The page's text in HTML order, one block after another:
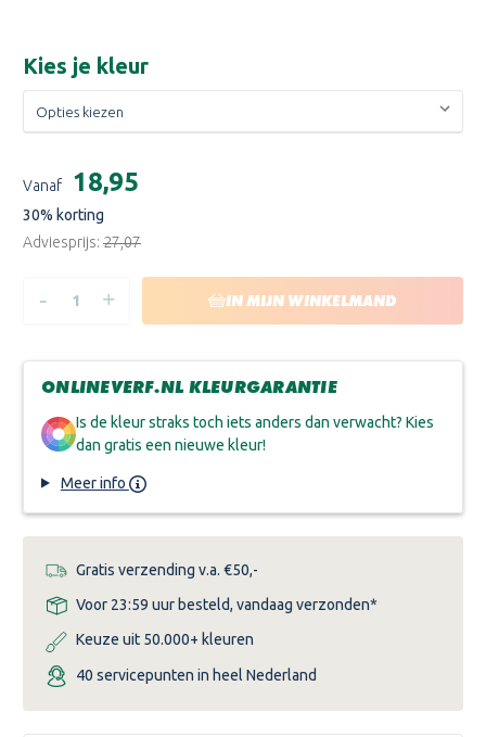
Kies je kleur
voorraad:
Vanaf €18,95
30% korting
Adviesprijs: €27,07
HOEVEELHEID
ALL-
SPRAY
ML
- HOEVEELHEID
ALL-
SPRAY
ML
+ IN MIJN WINKELMAND
ONLINEVERF.NL KLEURGARANTIE
Is de kleur straks toch iets anders dan verwacht? Kies
dan gratis een nieuwe kleur!
Meer info
Gratis verzending v.a. €50,-
Voor 23:59 uur besteld, vandaag verzonden*
Keuze uit 50.000+ kleuren
40 servicepunten in heel Nederland